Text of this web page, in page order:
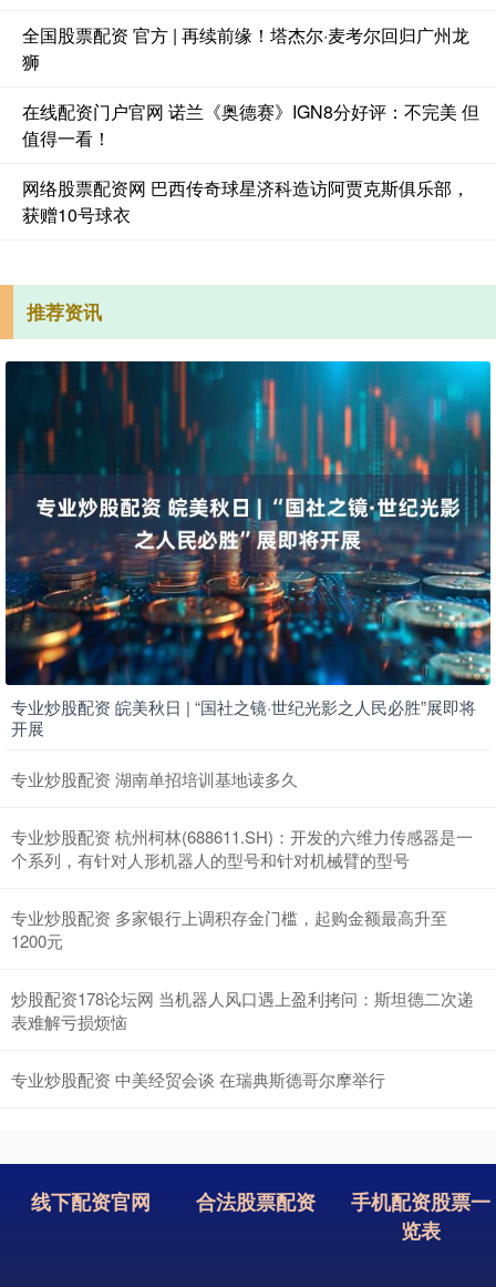
全国股票配资 官方 | 再续前缘！塔杰尔·麦考尔回归广州龙
狮
在线配资门户官网 诺兰《奥德赛》IGN8分好评：不完美 但
值得一看！
网络股票配资网 巴西传奇球星济科造访阿贾克斯俱乐部，
获赠10号球衣
推荐资讯
专业炒股配资 皖美秋日 | “国社之镜·世纪光影之人民必胜”展即将
开展
专业炒股配资 湖南单招培训基地读多久
专业炒股配资 杭州柯林(688611.SH)：开发的六维力传感器是一
个系列，有针对人形机器人的型号和针对机械臂的型号
专业炒股配资 多家银行上调积存金门槛，起购金额最高升至
1200元
炒股配资178论坛网 当机器人风口遇上盈利拷问：斯坦德二次递
表难解亏损烦恼
专业炒股配资 中美经贸会谈 在瑞典斯德哥尔摩举行
线下配资官网 合法股票配资
手机配资股票一
览表